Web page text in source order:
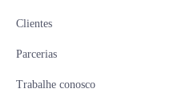
Clientes
Parcerias
Trabalhe conosco